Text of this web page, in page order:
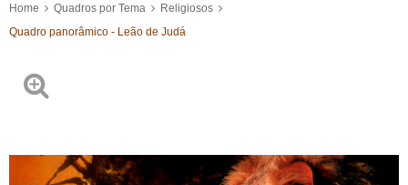
Home Quadros por Tema
Religiosos
Quadro panorâmico - Leão de Judá